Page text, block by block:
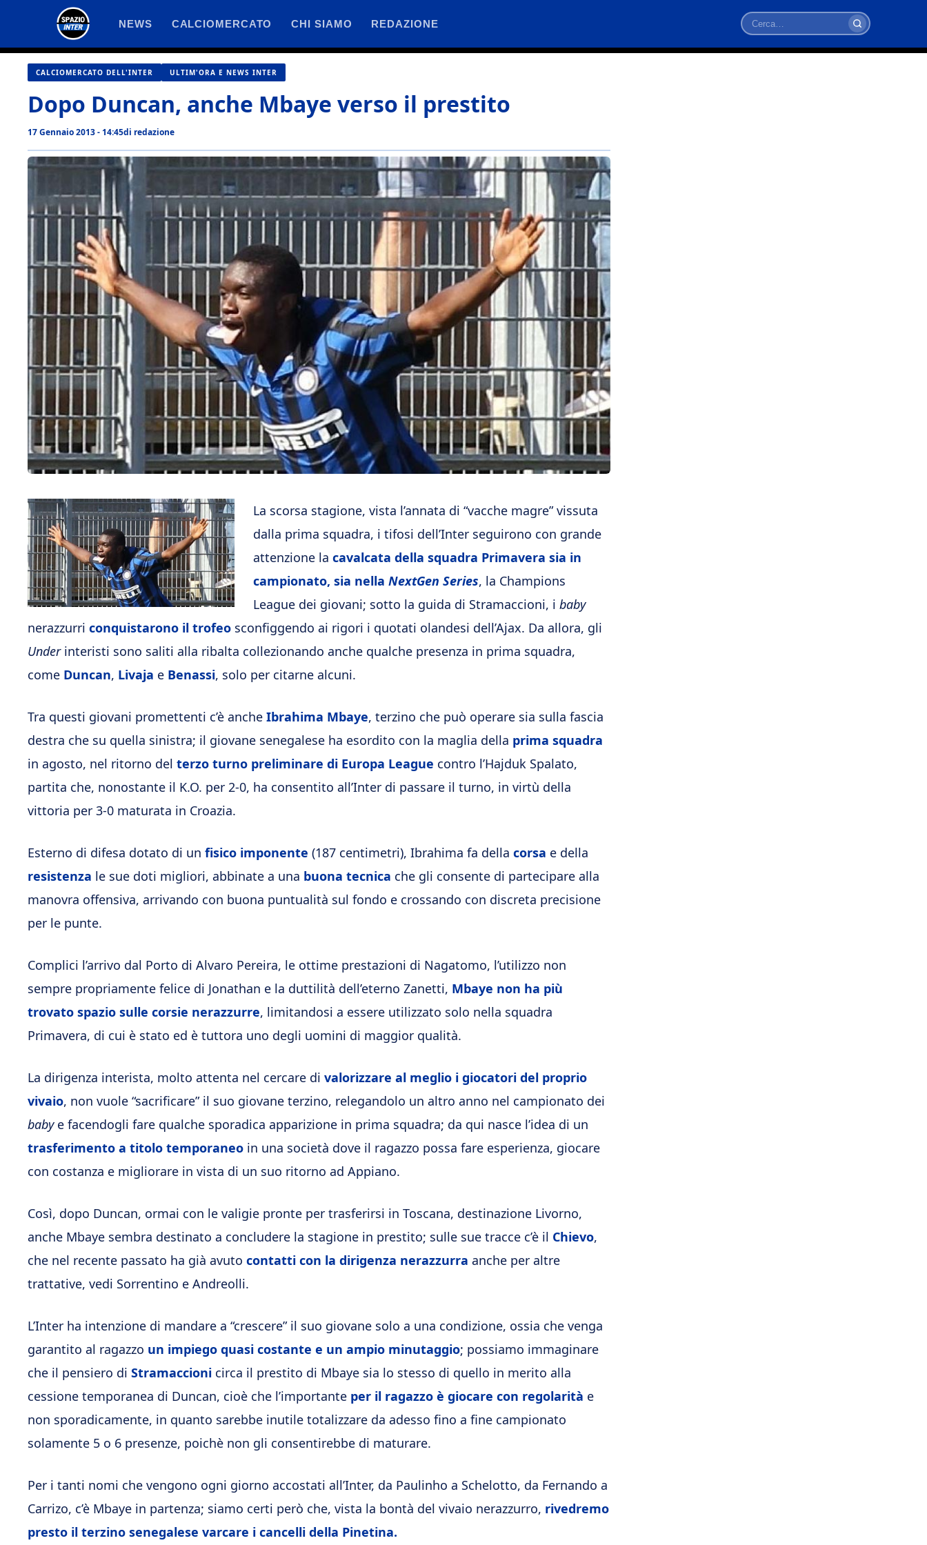
contenuto
NEWS CALCIOMERCATO CHI SIAMO REDAZIONE
Cerca
CALCIOMERCATO DELL'INTER ULTIM'ORA E NEWS INTER
Dopo Duncan, anche Mbaye verso il prestito
17 Gennaio 2013 - 14:45di redazione
La scorsa stagione, vista l’annata di “vacche magre” vissuta
dalla prima squadra, i tifosi dell’Inter seguirono con grande
attenzione la cavalcata della squadra Primavera sia in
campionato, sia nella NextGen Series, la Champions
League dei giovani; sotto la guida di Stramaccioni, i baby
nerazzurri conquistarono il trofeo sconfiggendo ai rigori i quotati olandesi dell’Ajax. Da allora, gli
Underinteristi sono saliti alla ribalta collezionando anche qualche presenza in prima squadra,
come Duncan, Livaja e Benassi, solo per citarne alcuni.
Tra questi giovani promettenti c’è anche Ibrahima Mbaye, terzino che può operare sia sulla fascia
destra che su quella sinistra; il giovane senegalese ha esordito con la maglia della prima squadra
in agosto, nel ritorno del terzo turno preliminare di Europa League contro l’Hajduk Spalato,
partita che, nonostante il K.O. per 2-0, ha consentito all’Inter di passare il turno, in virtù della
vittoria per 3-0 maturata in Croazia.
Esterno di difesa dotato di un fisico imponente (187 centimetri), Ibrahima fa della corsa e della
resistenza le sue doti migliori, abbinate a una buona tecnica che gli consente di partecipare alla
manovra offensiva, arrivando con buona puntualità sul fondo e crossando con discreta precisione
per le punte.
Complici l’arrivo dal Porto di Alvaro Pereira, le ottime prestazioni di Nagatomo, l’utilizzo non
sempre propriamente felice di Jonathan e la duttilità dell’eterno Zanetti, Mbaye non ha più
trovato spazio sulle corsie nerazzurre, limitandosi a essere utilizzato solo nella squadra
Primavera, di cui è stato ed è tuttora uno degli uomini di maggior qualità.
La dirigenza interista, molto attenta nel cercare di valorizzare al meglio i giocatori del proprio
vivaio, non vuole “sacrificare” il suo giovane terzino, relegandolo un altro anno nel campionato dei
babye facendogli fare qualche sporadica apparizione in prima squadra; da qui nasce l’idea di un
trasferimento a titolo temporaneo in una società dove il ragazzo possa fare esperienza, giocare
con costanza e migliorare in vista di un suo ritorno ad Appiano.
Così, dopo Duncan, ormai con le valigie pronte per trasferirsi in Toscana, destinazione Livorno,
anche Mbaye sembra destinato a concludere la stagione in prestito; sulle sue tracce c’è il Chievo,
che nel recente passato ha già avuto contatti con la dirigenza nerazzurra anche per altre
trattative, vedi Sorrentino e Andreolli.
L’Inter ha intenzione di mandare a “crescere” il suo giovane solo a una condizione, ossia che venga
garantito al ragazzo un impiego quasi costante e un ampio minutaggio; possiamo immaginare
che il pensiero di Stramaccioni circa il prestito di Mbaye sia lo stesso di quello in merito alla
cessione temporanea di Duncan, cioè che l’importante per il ragazzo è giocare con regolarità e
non sporadicamente, in quanto sarebbe inutile totalizzare da adesso fino a fine campionato
solamente 5 o 6 presenze, poichè non gli consentirebbe di maturare.
Per i tanti nomi che vengono ogni giorno accostati all’Inter, da Paulinho a Schelotto, da Fernando a
Carrizo, c’è Mbaye in partenza; siamo certi però che, vista la bontà del vivaio nerazzurro, rivedremo
presto il terzino senegalese varcare i cancelli della Pinetina.